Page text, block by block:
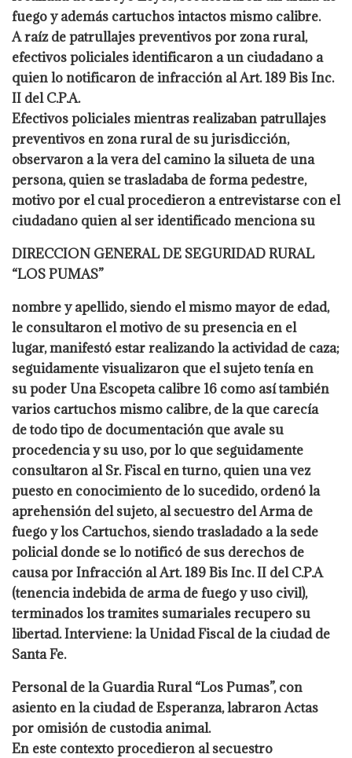
fuego y además cartuchos intactos mismo calibre.
A raíz de patrullajes preventivos por zona rural,
efectivos policiales identificaron a un ciudadano a
quien lo notificaron de infracción al Art. 189 Bis Inc.
II del C.P.A.
Efectivos policiales mientras realizaban patrullajes
preventivos en zona rural de su jurisdicción,
observaron a la vera del camino la silueta de una
persona, quien se trasladaba de forma pedestre,
motivo por el cual procedieron a entrevistarse con el
ciudadano quien al ser identificado menciona su
DIRECCION GENERAL DE SEGURIDAD RURAL
“LOS PUMAS”
nombre y apellido, siendo el mismo mayor de edad,
le consultaron el motivo de su presencia en el
lugar, manifestó estar realizando la actividad de caza;
seguidamente visualizaron que el sujeto tenía en
su poder Una Escopeta calibre 16 como así también
varios cartuchos mismo calibre, de la que carecía
de todo tipo de documentación que avale su
procedencia y su uso, por lo que seguidamente
consultaron al Sr. Fiscal en turno, quien una vez
puesto en conocimiento de lo sucedido, ordenó la
aprehensión del sujeto, al secuestro del Arma de
fuego y los Cartuchos, siendo trasladado a la sede
policial donde se lo notificó de sus derechos de
causa por Infracción al Art. 189 Bis Inc. II del C.P.A
(tenencia indebida de arma de fuego y uso civil),
terminados los tramites sumariales recupero su
libertad. Interviene: la Unidad Fiscal de la ciudad de
Santa Fe.
Personal de la Guardia Rural “Los Pumas”, con
asiento en la ciudad de Esperanza, labraron Actas
por omisión de custodia animal.
En este contexto procedieron al secuestro